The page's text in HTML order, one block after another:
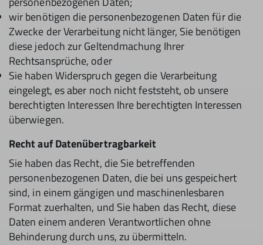
wir benötigen die personenbezogenen Daten für die
Zwecke der Verarbeitung nicht länger, Sie benötigen
diese jedoch zur Geltendmachung Ihrer
Rechtsansprüche, oder
Sie haben Widerspruch gegen die Verarbeitung
eingelegt, es aber noch nicht feststeht, ob unsere
berechtigten Interessen Ihre berechtigten Interessen
überwiegen.
Recht auf Datenübertragbarkeit
Sie haben das Recht, die Sie betreffenden
personenbezogenen Daten, die bei uns gespeichert
sind, in einem gängigen und maschinenlesbaren
Format zuerhalten, und Sie haben das Recht, diese
Daten einem anderen Verantwortlichen ohne
Behinderung durch uns, zu übermitteln.